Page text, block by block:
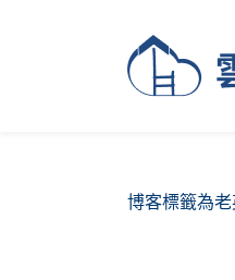
博客標籤為